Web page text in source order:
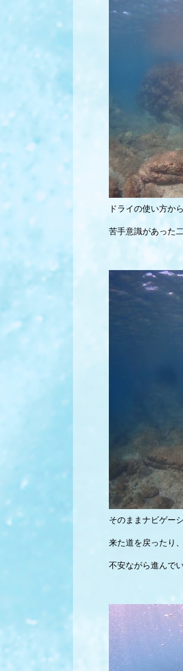
ドライの使い方か
苦手意識があった
そのままナビゲー
来た道を戻ったり
不安ながら進んで